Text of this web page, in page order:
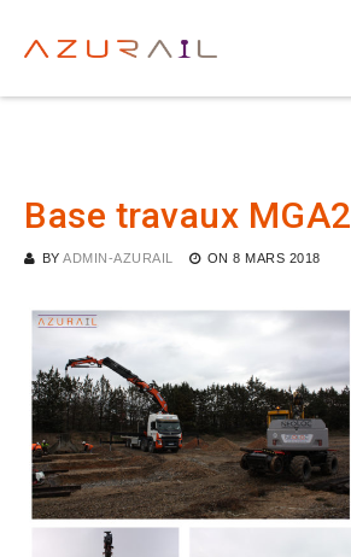
Base travaux MGA2
BY ADMIN-AZURAIL ON 8 MARS 2018